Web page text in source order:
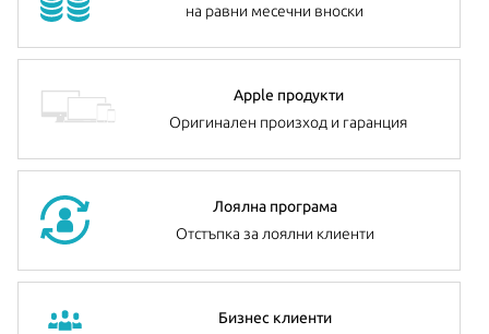
на равни месечни вноски
Apple продукти
Оригинален произход и гаранция
Лоялна програма
Отстъпка за лоялни клиенти
Бизнес клиенти